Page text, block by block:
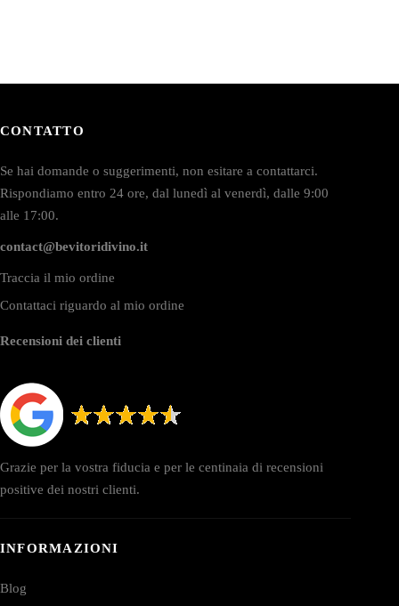
CONTATTO
Se hai domande o suggerimenti, non esitare a contattarci.
Rispondiamo entro 24 ore, dal lunedì al venerdì, dalle 9:00
alle 17:00.
contact@bevitoridivino.it
Traccia il mio ordine
Contattaci riguardo al mio ordine
Recensioni dei clienti
Grazie per la vostra fiducia e per le centinaia di recensioni
positive dei nostri clienti.
INFORMAZIONI
Blog